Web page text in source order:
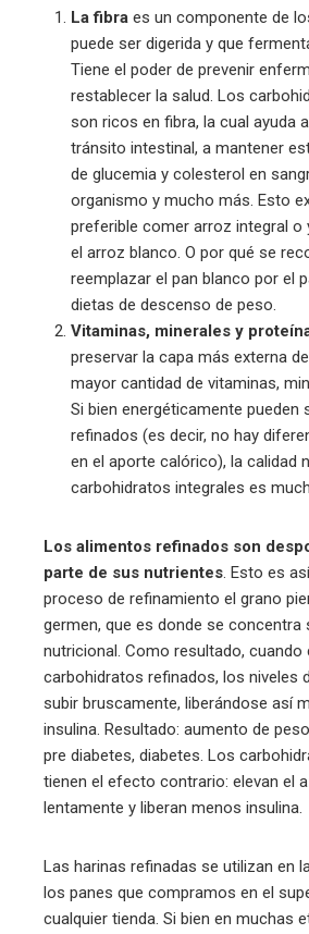
La fibra es un componente de
puede ser digerida y que
Tiene el poder de prevenir
restablecer la salud. Los
son ricos en fibra, la cual ayuda
tránsito intestinal, a mantener
de glucemia y colesterol en
organismo y mucho más. Esto
preferible comer arroz integral o
el arroz blanco. O por qué se
reemplazar el pan blanco por el
dietas de descenso de peso.
Vitaminas, minerales y
preservar la capa más externa
mayor cantidad de vitaminas,
Si bien energéticamente pueden
refinados (es decir, no hay
en el aporte calórico), la calidad
carbohidratos integrales es
Los alimentos refinados son
parte de sus nutrientes. Esto es
proceso de refinamiento el grano
germen, que es donde se concentra
nutricional. Como resultado,
carbohidratos refinados, los niveles
subir bruscamente, liberándose así
insulina. Resultado: aumento de
pre diabetes, diabetes. Los
tienen el efecto contrario: elevan el
lentamente y liberan menos insulina.
Las harinas refinadas se utilizan en
los panes que compramos en el
cualquier tienda. Si bien en muchas